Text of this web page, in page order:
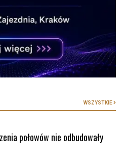
WSZYSTKIE
połowów nie odbudowały